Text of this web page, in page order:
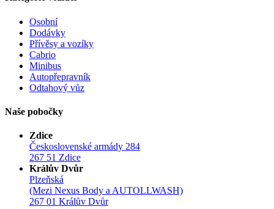
Osobní
Dodávky
Přívěsy a vozíky
Cabrio
Minibus
Autopřepravník
Odtahový vůz
Naše pobočky
Zdice
Československé armády 284
267 51 Zdice
Králův Dvůr
Plzeňská
(Mezi Nexus Body a AUTOLLWASH)
267 01 Králův Dvůr